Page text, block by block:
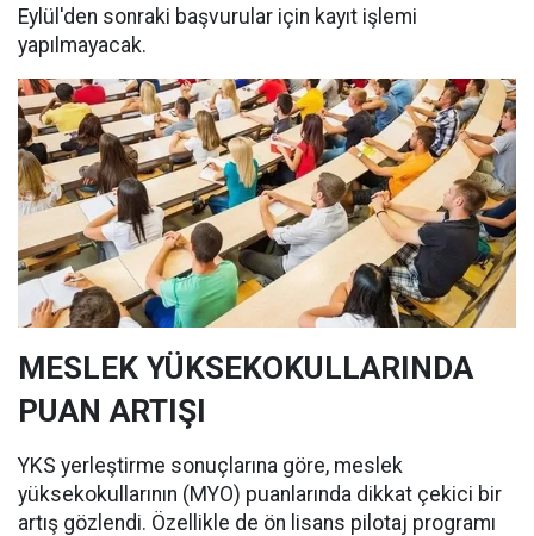
Eylül'den sonraki başvurular için kayıt işlemi
yapılmayacak.
MESLEK YÜKSEKOKULLARINDA
PUAN ARTIŞI
YKS yerleştirme sonuçlarına göre, meslek
yüksekokullarının (MYO) puanlarında dikkat çekici bir
artış gözlendi. Özellikle de ön lisans pilotaj programı